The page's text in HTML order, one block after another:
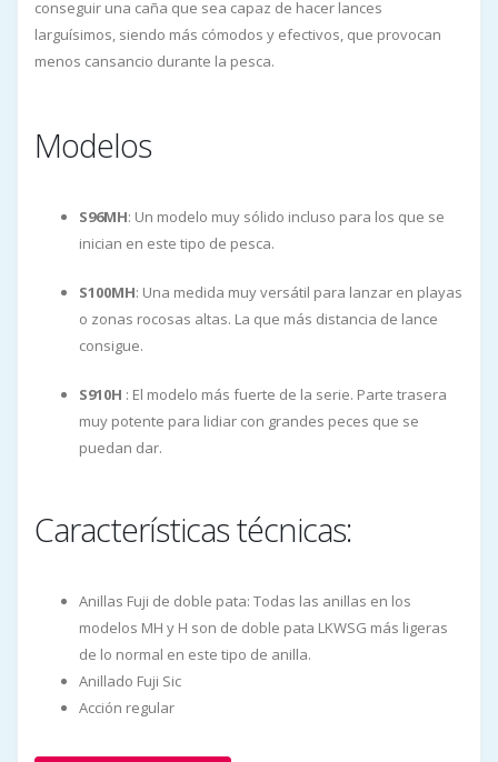
conseguir una caña que sea capaz de hacer lances
larguísimos, siendo más cómodos y efectivos, que provocan
menos cansancio durante la pesca.
Modelos
S96MH: Un modelo muy sólido incluso para los que se
inician en este tipo de pesca.
S100MH: Una medida muy versátil para lanzar en playas
o zonas rocosas altas. La que más distancia de lance
consigue.
S910H : El modelo más fuerte de la serie. Parte trasera
muy potente para lidiar con grandes peces que se
puedan dar.
Características técnicas:
Anillas Fuji de doble pata: Todas las anillas en los
modelos MH y H son de doble pata LKWSG más ligeras
de lo normal en este tipo de anilla.
Anillado Fuji Sic
Acción regular